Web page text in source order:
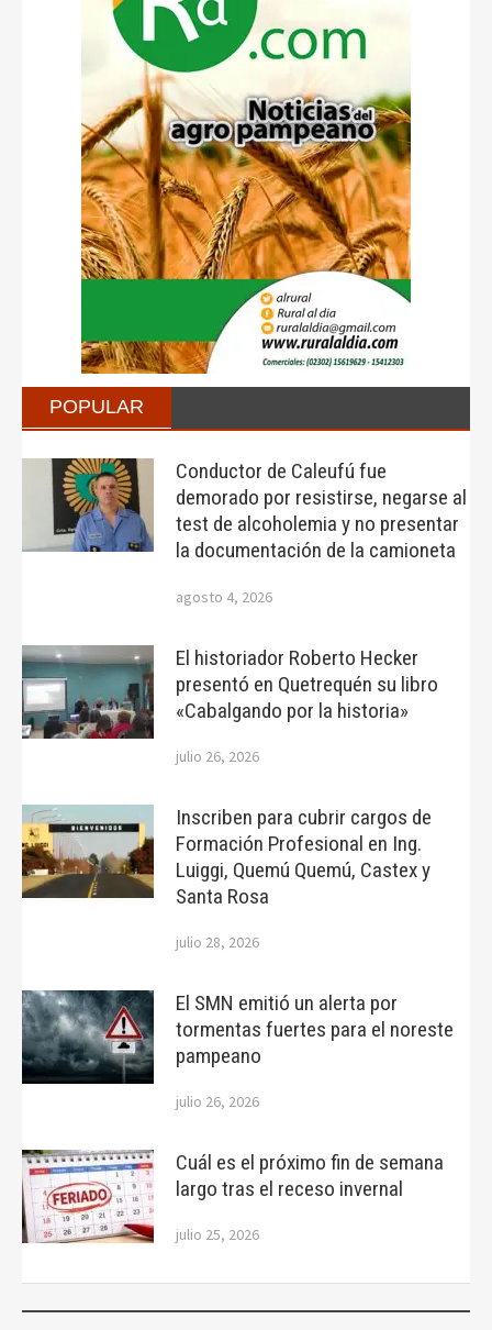
POPULAR
Conductor de Caleufú fue
demorado por resistirse, negarse al
test de alcoholemia y no presentar
la documentación de la camioneta
agosto 4, 2026
El historiador Roberto Hecker
presentó en Quetrequén su libro
«Cabalgando por la historia»
julio 26, 2026
Inscriben para cubrir cargos de
Formación Profesional en Ing.
Luiggi, Quemú Quemú, Castex y
Santa Rosa
julio 28, 2026
El SMN emitió un alerta por
tormentas fuertes para el noreste
pampeano
julio 26, 2026
Cuál es el próximo fin de semana
largo tras el receso invernal
julio 25, 2026